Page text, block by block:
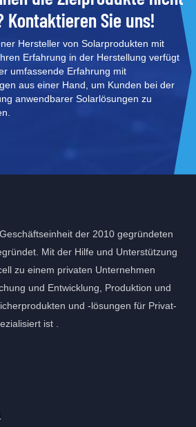
Kontaktieren Sie uns!
Hersteller von Solarprodukten mit
Erfahrung in der Herstellung verfügt
umfassende Erfahrung mit
aus einer Hand, um Kunden bei der
anwendbarer Solarlösungen zu
der 2010 gegründeten
Mit der Hilfe und Unterstützung
zu einem privaten Unternehmen
und Entwicklung, Produktion und
und -lösungen für Privat-
ist .